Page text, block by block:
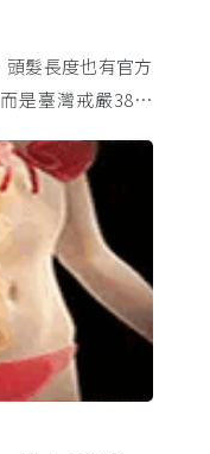
髮長度也有官方
是臺灣戒嚴38年